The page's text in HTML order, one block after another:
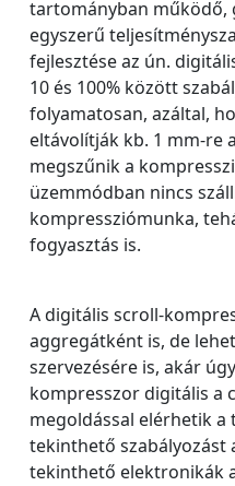
tartományban működő,
egyszerű
fejlesztése az ún.
10 és 100% között
folyamatosan, azáltal,
eltávolítják kb. 1 mm-re
megszűnik a
üzemmódban nincs
kompressziómunka,
fogyasztás is.
A digitális scroll-
aggregátként is, de
szervezésére is, akár
kompresszor digitális a
megoldással elérhetik
tekinthető szabályozást
tekinthető elektronikák